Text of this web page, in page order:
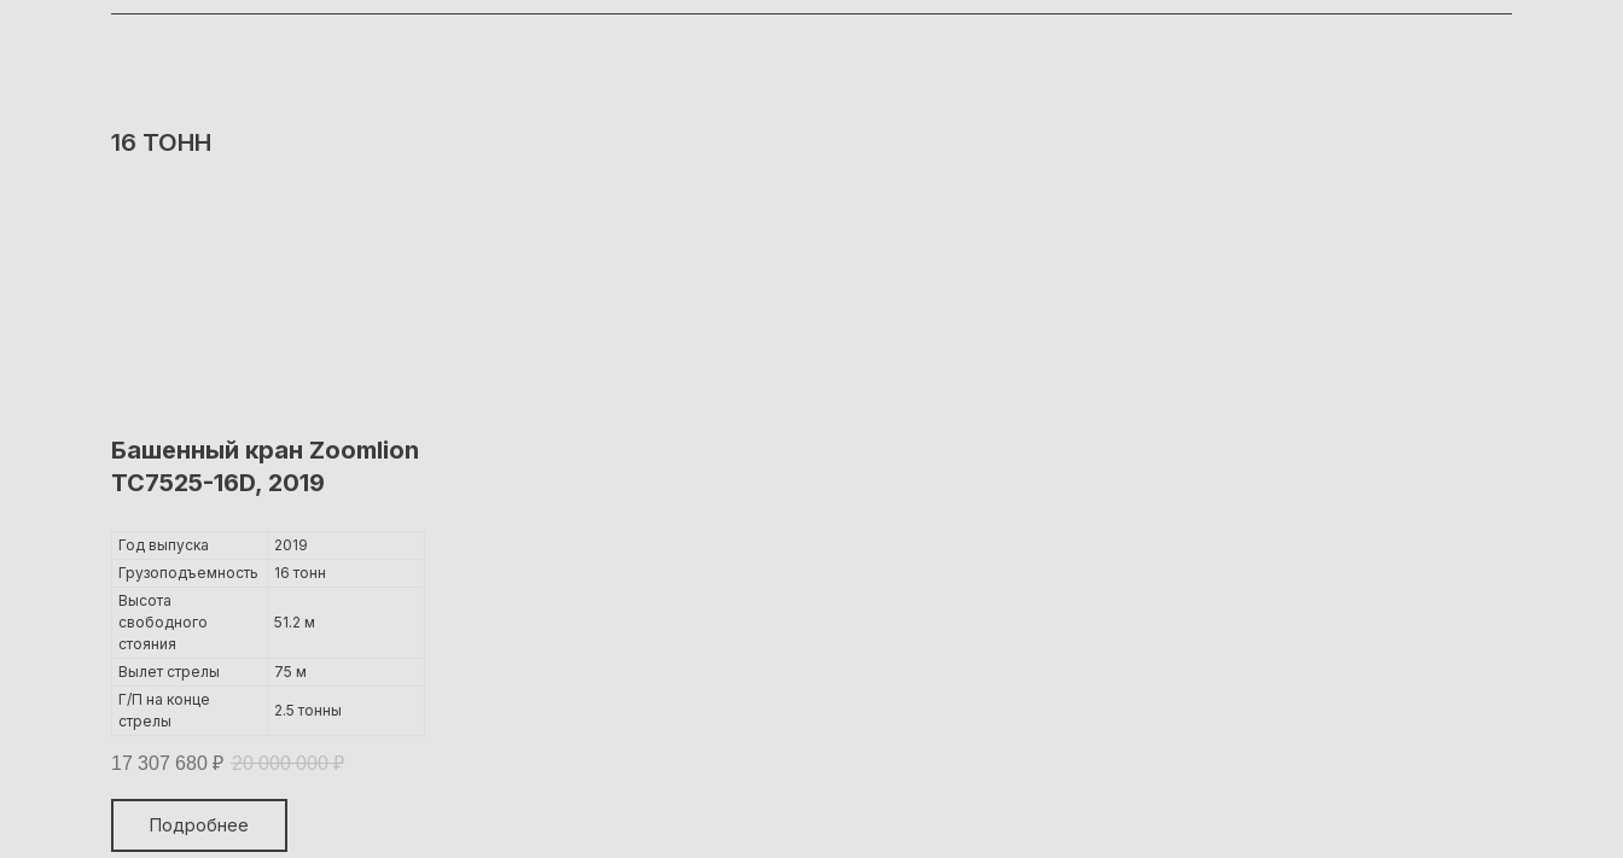
16 ТОНН
Башенный кран Zoomlion
TC7525-16D, 2019
Год выпуска
2019
Грузоподъемность
16 тонн
Высота
свободного
стояния
51.2 м
Вылет стрелы
75 м
Г/П на конце
стрелы
2.5 тонны
17 307 680 ₽ 20 000 000 ₽
Подробнее